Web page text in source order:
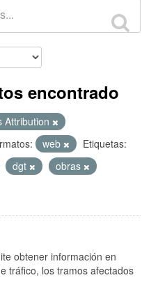
encontrado
Attribution
web
Etiquetas:
dgt
obras
obtener información en
tráfico, los tramos afectados